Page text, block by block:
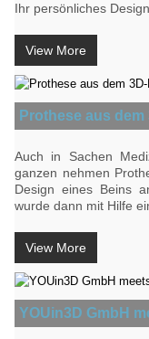
Ihr persönliches
View More
Prothese aus
Auch in Sachen
ganzen nehmen
Design eines Beins
wurde dann mit Hilfe
View More
YOUin3D GmbH